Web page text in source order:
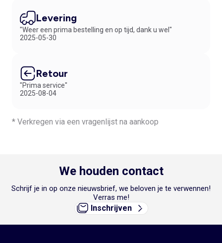
Levering
"Weer een prima bestelling en op tijd, dank u wel"
2025-05-30
Retour
"Prima service"
2025-08-04
* Verkregen via een vragenlijst na aankoop
We houden contact
Schrijf je in op onze nieuwsbrief, we beloven je te verwennen!
Verras me!
Inschrijven